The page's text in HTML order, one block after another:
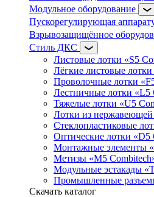
Модульное оборудование
Пускорегулирующая
Взрывозащищённое
Стиль ДКС
Листовые лотки «S5
Лёгкие листовые
Проволочные лотки
Лестничные лотки «L5
Тяжелые лотки «U5
Лотки из нержавеющей
Стеклопластиковые
Оптические лотки «D5
Монтажные элементы
Метизы «M5
Модульные эстакады
Промышленные
Скачать каталог